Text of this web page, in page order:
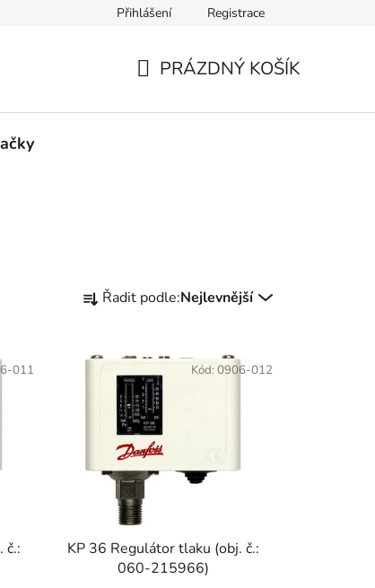
Přihlášení Registrace
PRÁZDNÝ KOŠÍK
a
e
o
k
Řadit podle:Nejlevnější
č.:
011
KP 36 Regulátor tlaku (obj. č.:
060-215966)
Kód: 0906-012